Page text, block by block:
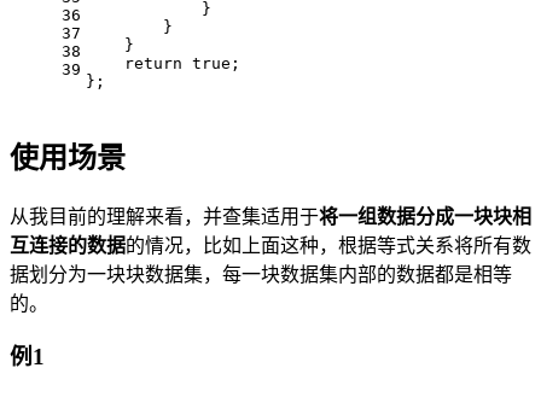
36
37
38
39
            }
        }
    }
return true ;
};
使用场景
从我目前的理解来看，并查集适用于将一组数据分成一块块相
互连接的数据的情况，比如上面这种，根据等式关系将所有数
据划分为一块块数据集，每一块数据集内部的数据都是相等
的。
例1